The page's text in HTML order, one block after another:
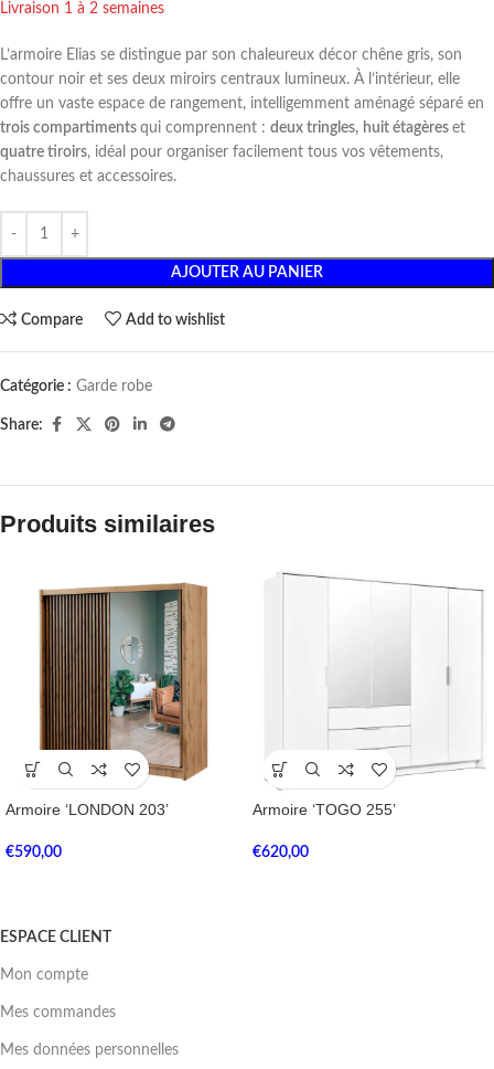
Livraison 1 à 2 semaines
L’armoire Elias se distingue par son chaleureux décor chêne gris, son
contour noir et ses deux miroirs centraux lumineux. À l’intérieur, elle
offre un vaste espace de rangement, intelligemment aménagé séparé en
trois compartiments qui comprennent : deux tringles, huit étagères et
quatre tiroirs, idéal pour organiser facilement tous vos vêtements,
chaussures et accessoires.
AJOUTER AU PANIER
Compare Add to wishlist
Catégorie : Garde robe
Share:
Produits similaires
Armoire ‘LONDON 203’
€590,00
Armoire ‘TOGO 255’
€620,00
ESPACE CLIENT
Mon compte
Mes commandes
Mes données personnelles